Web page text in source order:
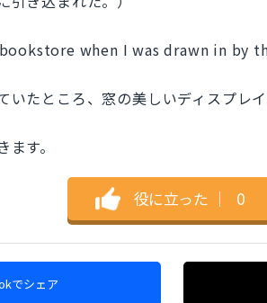
bookstore when I was drawn in by
いたところ、窓の美しいディスプレ
す。
役に立った ｜ 0
でシェア